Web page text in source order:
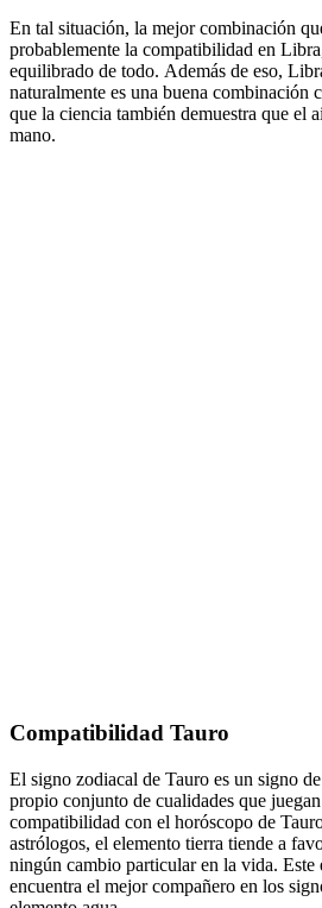
En tal situación, la mejor combinación
probablemente la compatibilidad en
equilibrado de todo. Además de eso,
naturalmente es una buena combinación
que la ciencia también demuestra que el
mano.
Compatibilidad Tauro
El signo zodiacal de Tauro es un signo
propio conjunto de cualidades que
compatibilidad con el horóscopo de
astrólogos, el elemento tierra tiende a
ningún cambio particular en la vida. Este
encuentra el mejor compañero en los